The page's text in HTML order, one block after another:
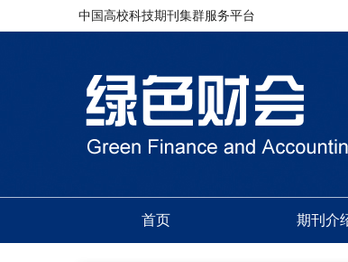
中国高校科技期刊集群服务平台
首页 期刊介